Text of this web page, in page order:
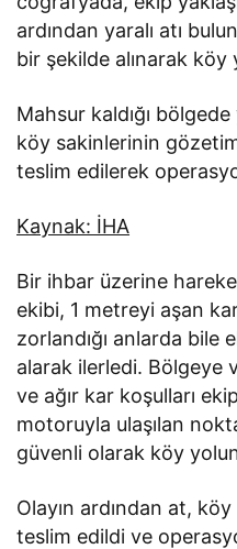
ardından yaralı atı
bir şekilde alınarak köy
Mahsur kaldığı
köy sakinlerinin
teslim edilerek
Kaynak: İHA
Bir ihbar üzerine
ekibi, 1 metreyi aşan
zorlandığı anlarda bile
alarak ilerledi. Bölgeye
ve ağır kar koşulları
motoruyla ulaşılan
güvenli olarak köy
Olayın ardından at,
teslim edildi ve